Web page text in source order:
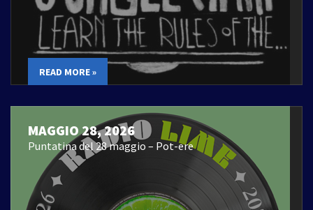
READ MORE »
MAGGIO 28, 2026
Puntatina del 28 maggio – Pot-ere